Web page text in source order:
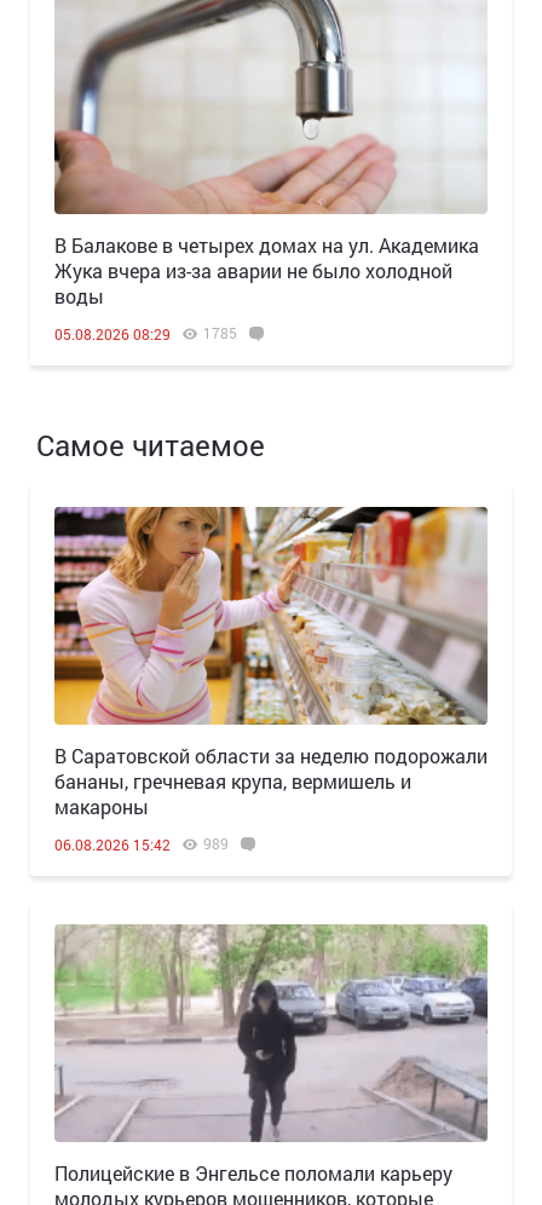
В Балакове в четырех домах на ул. Академика
Жука вчера из-за аварии не было холодной
воды
05.08.2026 08:29 1785
Самое читаемое
В Саратовской области за неделю подорожали
бананы, гречневая крупа, вермишель и
макароны
06.08.2026 15:42 989
Полицейские в Энгельсе поломали карьеру
молодых курьеров мошенников, которые